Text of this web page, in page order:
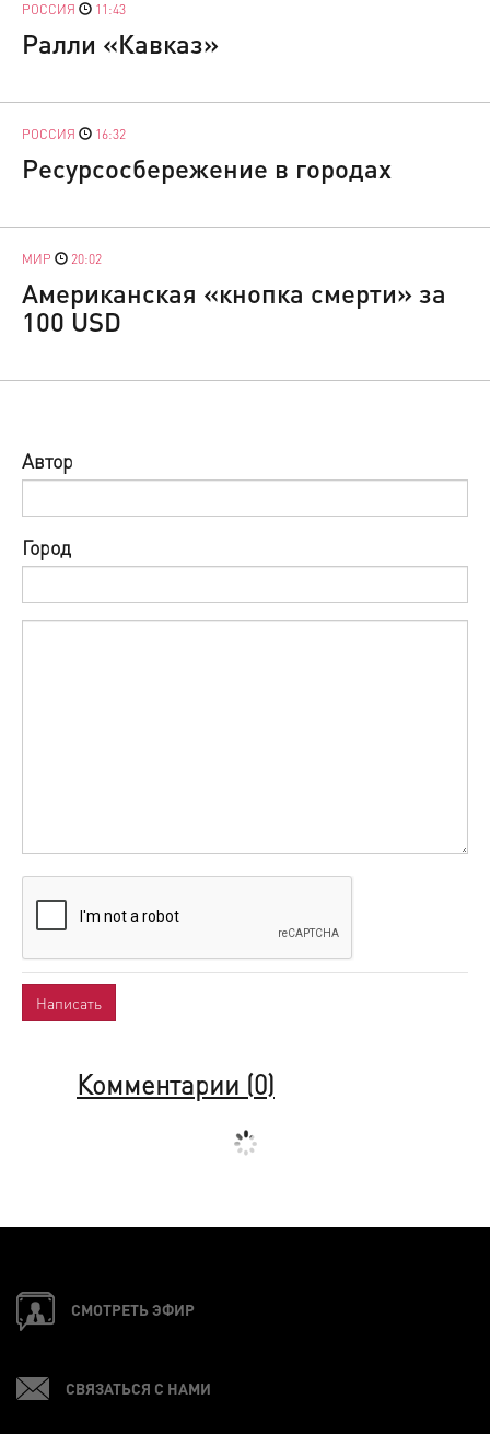
РОССИЯ 11:43
Ралли «Кавказ»
РОССИЯ 16:32
Ресурсосбережение в городах
МИР 20:02
Американская «кнопка смерти» за
100 USD
Автор
Город
Комментарии (0)
СМОТРЕТЬ ЭФИР
СВЯЗАТЬСЯ С НАМИ